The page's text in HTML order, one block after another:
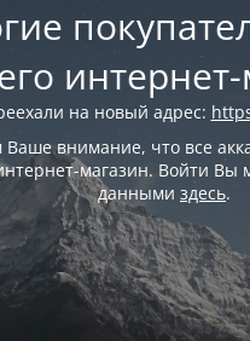
на новый адрес:
внимание, что все
магазин. Войти Вы
данными здесь.